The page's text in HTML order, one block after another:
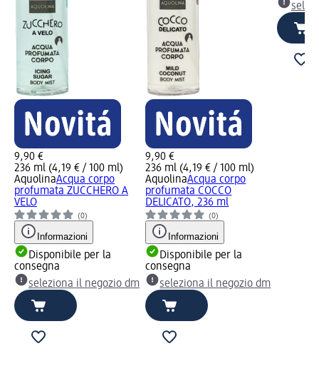
9,90 €
236 ml (4,19 € / 100 ml)
AquolinaAcqua corpo
profumata ZUCCHERO A
VELO
(0)
Informazioni
Disponibile per la
consegna
seleziona il negozio dm
9,90 €
236 ml (4,19 € / 100 ml)
AquolinaAcqua corpo
profumata COCCO
DELICATO, 236 ml
(0)
Informazioni
Disponibile per la
consegna
seleziona il negozio dm